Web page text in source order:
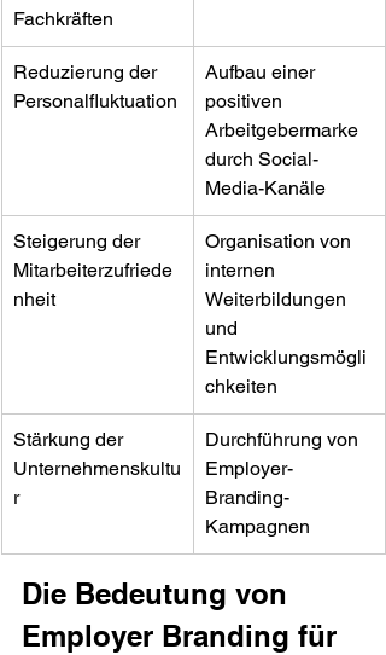
Fachkräften
Reduzierung der
Personalfluktuation
Aufbau einer
positiven
Arbeitgebermarke
durch Social-
Media-Kanäle
Steigerung der
Mitarbeiterzufriede
nheit
Organisation von
internen
Weiterbildungen
und
Entwicklungsmögli
chkeiten
Stärkung der
Unternehmenskultu
r
Durchführung von
Employer-
Branding-
Kampagnen
Die Bedeutung von
Employer Branding für